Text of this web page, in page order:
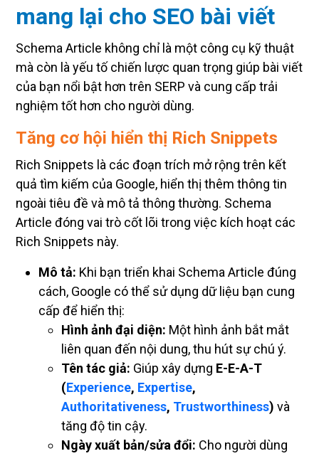
mang lại cho SEO bài viết
Schema Article không chỉ là một công cụ kỹ thuật
mà còn là yếu tố chiến lược quan trọng giúp bài viết
của bạn nổi bật hơn trên SERP và cung cấp trải
nghiệm tốt hơn cho người dùng.
Tăng cơ hội hiển thị Rich Snippets
Rich Snippets là các đoạn trích mở rộng trên kết
quả tìm kiếm của Google, hiển thị thêm thông tin
ngoài tiêu đề và mô tả thông thường. Schema
Article đóng vai trò cốt lõi trong việc kích hoạt các
Rich Snippets này.
Mô tả: Khi bạn triển khai Schema Article đúng
cách, Google có thể sử dụng dữ liệu bạn cung
cấp để hiển thị:
Hình ảnh đại diện: Một hình ảnh bắt mắt
liên quan đến nội dung, thu hút sự chú ý.
Tên tác giả: Giúp xây dựng E-E-A-T
(Experience, Expertise,
Authoritativeness, Trustworthiness) và
tăng độ tin cậy.
Ngày xuất bản/sửa đổi: Cho người dùng